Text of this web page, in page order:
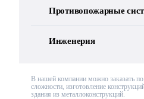
Противопожарные
Инженерия
В нашей компании можно заказать
сложности, изготовление
здания из металлоконструкций.